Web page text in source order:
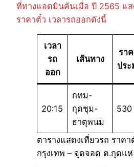
ที่ทางแอดมินค้นเมื่อ ปี 2565 แส
ราคาตั๋ว เวลารถออกดังนี้
เวลา
รถ
ออก
เส้นทาง
รา
ปร
20:15
กทม-
กุดชุม-
ธาตุพนม
530
ตารางแสดงเที่ยวรถ ราคา
กรุงเทพ – จุดจอด ต.กุดแ